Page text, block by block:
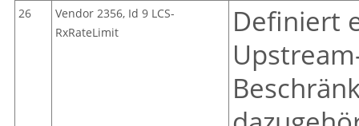
26
Vendor 2356, Id 9 LCS-
RxRateLimit
Definiert